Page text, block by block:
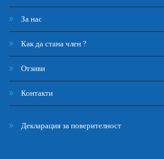
За нас
Как да стана член ?
Отзиви
Контакти
Декларация за поверителност